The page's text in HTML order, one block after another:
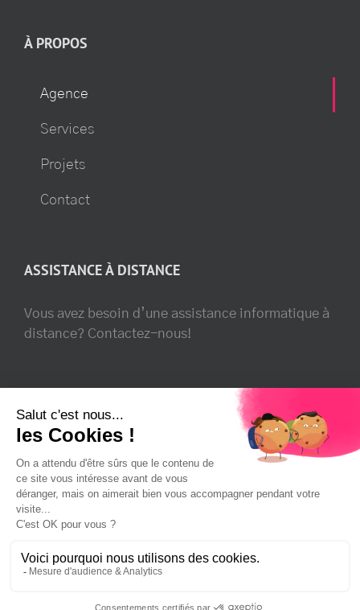
À PROPOS
Agence
Services
Projets
Contact
ASSISTANCE À DISTANCE
Vous avez besoin d’une assistance informatique à
distance? Contactez-nous!
Copyright 2024 - Tous droits réservés.
Agence Web & Informatique